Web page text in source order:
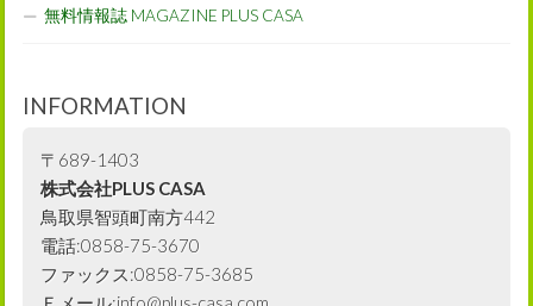
無料情報誌 MAGAZINE PLUS CASA
INFORMATION
〒689-1403
株式会社PLUS CASA
鳥取県智頭町南方442
電話:0858-75-3670
ファックス:0858-75-3685